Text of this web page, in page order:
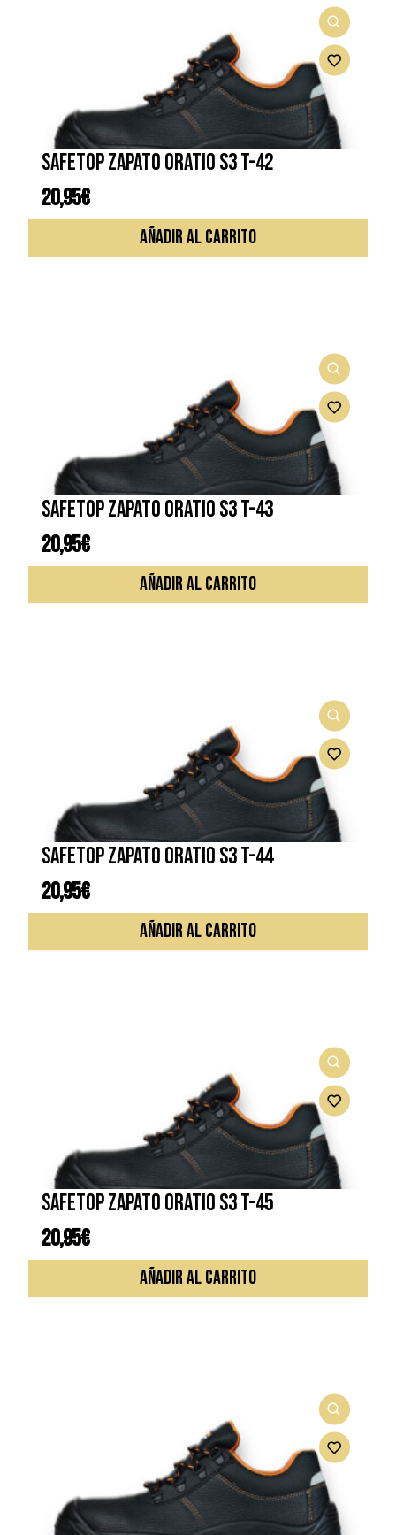
SAFETOP ZAPATO ORATIO S3 T-42
20,95€
AÑADIR AL CARRITO
SAFETOP ZAPATO ORATIO S3 T-43
20,95€
AÑADIR AL CARRITO
SAFETOP ZAPATO ORATIO S3 T-44
20,95€
AÑADIR AL CARRITO
SAFETOP ZAPATO ORATIO S3 T-45
20,95€
AÑADIR AL CARRITO